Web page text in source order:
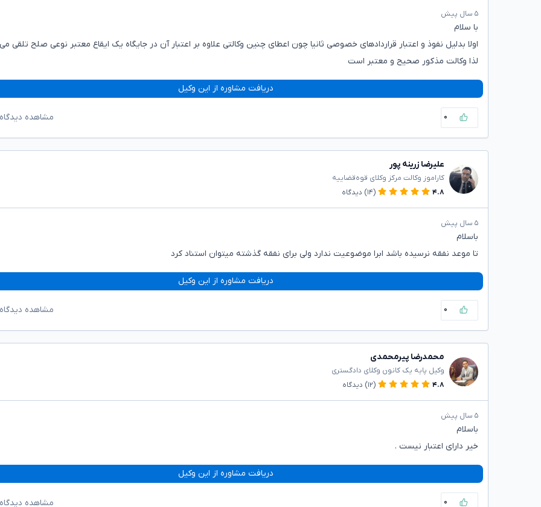
۵ سال پیش
با سلام
اولا بدلیل نفوذ و اعتبار قراردادهای خصوصی ثانیا چون اعطای چنین وکالتی علاوه بر اعتبار آن در جایگاه یک ایقاع معتبر نوعی صلح تلقی
لذا وکالت مذکور صحیح و معتبر است
دریافت مشاوره از این وکیل
۰ مشاهده
علیرضا زرینه پور
کاراموز وکالت مرکز وکلای قوه‌قضاییه
۴.۸
(۱۴) دیدگاه
۵ سال پیش
باسلام
تا موعد نفقه نرسیده باشد ابرا موضوعیت ندارد ولی برای نفقه گذشته میتوان استناد کرد
دریافت مشاوره از این وکیل
۰ مشاهده
محمدرضا پیرمحمدی
وکیل پایه یک کانون وکلای دادگستری
۴.۸
(۱۲) دیدگاه
۵ سال پیش
باسلام
خیر دارای اعتبار نیست .
دریافت مشاوره از این وکیل
۰ مشاهده